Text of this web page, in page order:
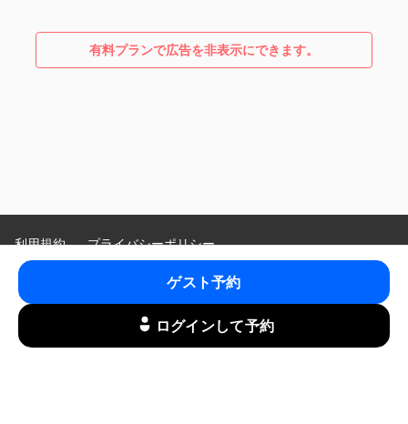
有料プランで広告を非表示にできます。
利用規約
プライバシーポリシー
特定商取引法に基づく表示
Language
ゲスト予約
ログインして予約